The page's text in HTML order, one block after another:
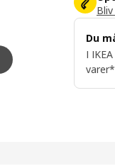
Du
I